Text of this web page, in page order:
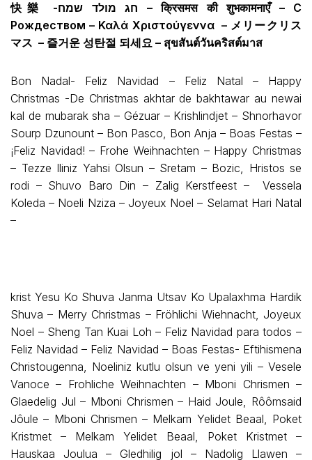
快樂 -חג מולד שמח – क्रिसमस की शुभकामनाएँ – С
Рождеством – Καλά Χριστούγεννα – メリークリス
マス – 즐거운 성탄절 되세요 – สุขสันต์วันคริสต์มาส
Bon Nadal- Feliz Navidad – Feliz Natal – Happy
Christmas -De Christmas akhtar de bakhtawar au newai
kal de mubarak sha – Gézuar – Krishlindjet – Shnorhavor
Sourp Dzunount – Bon Pasco, Bon Anja – Boas Festas –
¡Feliz Navidad! – Frohe Weihnachten – Happy Christmas
– Tezze Iliniz Yahsi Olsun – Sretam – Bozic, Hristos se
rodi – Shuvo Baro Din – Zalig Kerstfeest – Vessela
Koleda – Noeli Nziza – Joyeux Noel – Selamat Hari Natal
–
krist Yesu Ko Shuva Janma Utsav Ko Upalaxhma Hardik
Shuva – Merry Christmas – Fröhlichi Wiehnacht, Joyeux
Noel – Sheng Tan Kuai Loh – Feliz Navidad para todos –
Feliz Navidad – Feliz Navidad – Boas Festas- Eftihismena
Christougenna, Noeliniz kutlu olsun ve yeni yili – Vesele
Vanoce – Frohliche Weihnachten – Mboni Chrismen –
Glaedelig Jul – Mboni Chrismen – Haid Joule, Rôômsaid
Jôule – Mboni Chrismen – Melkam Yelidet Beaal, Poket
Kristmet – Melkam Yelidet Beaal, Poket Kristmet –
Hauskaa Joulua – Gledhilig jol – Nadolig Llawen –